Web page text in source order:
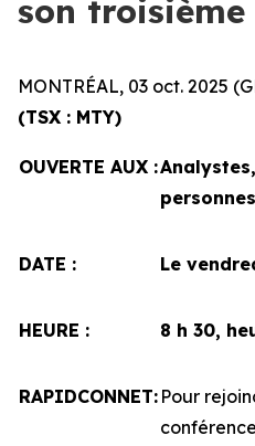
son
MONTRÉAL, 03 oct. 2025
(TSX : MTY)
OUVERTE AUX :
DATE : Le
HEURE : 8 h 30,
RAPIDCONNET: Pour